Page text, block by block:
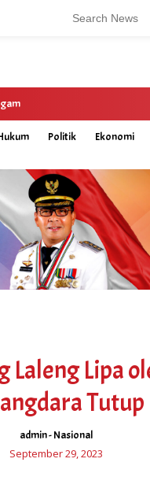
Politik Ekonomi
Lipa
admin-Nasional
September 29, 2023